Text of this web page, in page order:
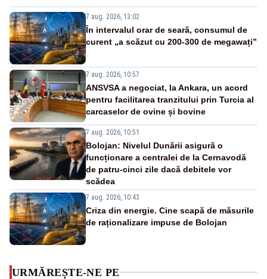
7 aug. 2026, 13:02
În intervalul orar de seară, consumul de
curent „a scăzut cu 200-300 de megawați”
7 aug. 2026, 10:57
ANSVSA a negociat, la Ankara, un acord
pentru facilitarea tranzitului prin Turcia al
carcaselor de ovine și bovine
7 aug. 2026, 10:51
Bolojan: Nivelul Dunării asigură o
funcționare a centralei de la Cernavodă
de patru-cinci zile dacă debitele vor
scădea
7 aug. 2026, 10:43
Criza din energie. Cine scapă de măsurile
de raționalizare impuse de Bolojan
URMĂREȘTE-NE PE